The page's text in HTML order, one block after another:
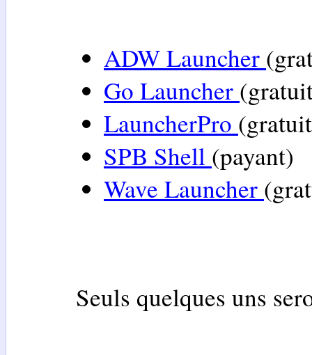
ADW Launcher
Go Launcher
LauncherPro
SPB Shell (payant)
Wave Launcher
Seuls quelques uns